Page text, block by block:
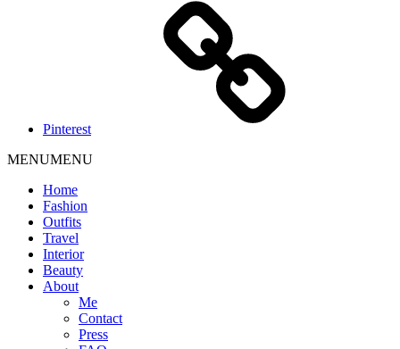
Pinterest
MENUMENU
Home
Fashion
Outfits
Travel
Interior
Beauty
About
Me
Contact
Press